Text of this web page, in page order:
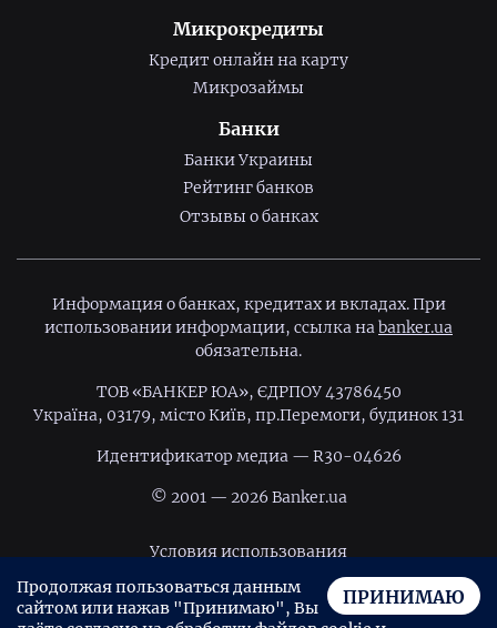
Микрокредиты
Кредит онлайн на карту
Микрозаймы
Банки
Банки Украины
Рейтинг банков
Отзывы о банках
Информация о банках, кредитах и вкладах. При
использовании информации, ссылка наbanker.ua
обязательна.
ТОВ «БАНКЕР ЮА», ЄДРПОУ 43786450
Україна, 03179, місто Київ, пр.Перемоги, будинок 131
Идентификатор медиа — R30-04626
© 2001 — 2026 Banker.ua
Условия использования
Политика конфиденциальностиПРИНИМАЮ
Продолжая пользоваться данным
сайтом или нажав "Принимаю", Вы